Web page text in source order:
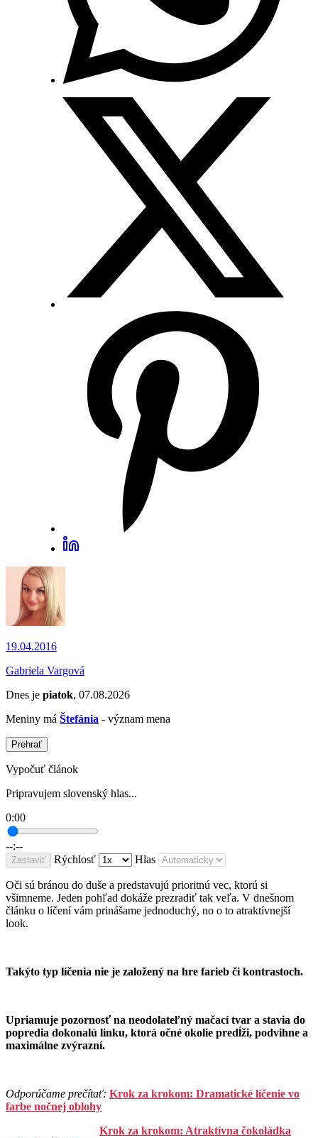
19.04.2016
Gabriela Vargová
Dnes je piatok, 07.08.2026
Meniny má Štefánia - význam mena
Prehrať
Vypočuť článok
Pripravujem slovenský hlas...
0:00
--:--
Zastaviť Rýchlosť Hlas
Oči sú bránou do duše a predstavujú prioritnú vec, ktorú si
všimneme. Jeden pohľad dokáže prezradiť tak veľa. V dnešnom
článku o líčení vám prinášame jednoduchý, no o to atraktívnejší
look.
Takýto typ líčenia nie je založený na hre farieb či kontrastoch.
Upriamuje pozornosť na neodolateľný mačací tvar a stavia do
popredia dokonalú linku, ktorá očné okolie predĺži, podvihne a
maximálne zvýrazní.
Odporúčame prečítať: Krok za krokom: Dramatické líčenie vo
farbe nočnej oblohy
Krok za krokom: Atraktívna čokoládka